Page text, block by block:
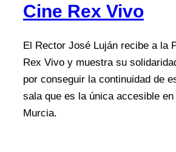
Cine Rex Vivo
El Rector José Luján recibe a la
Rex Vivo y muestra su
por conseguir la continuidad de
sala que es la única accesible
Murcia.